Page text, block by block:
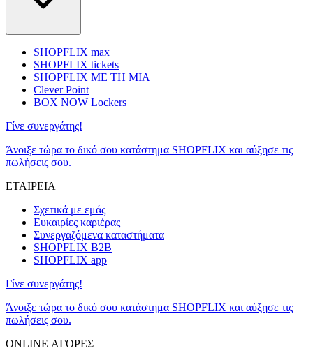
SHOPFLIX max
SHOPFLIX tickets
SHOPFLIX ΜΕ ΤΗ ΜΙΑ
Clever Point
BOX NOW Lockers
Γίνε συνεργάτης!
Άνοιξε τώρα το δικό σου κατάστημα SHOPFLIX και αύξησε τις
πωλήσεις σου.
ΕΤΑΙΡΕΙΑ
Σχετικά με εμάς
Ευκαιρίες καριέρας
Συνεργαζόμενα καταστήματα
SHOPFLIX B2B
SHOPFLIX app
Γίνε συνεργάτης!
Άνοιξε τώρα το δικό σου κατάστημα SHOPFLIX και αύξησε τις
πωλήσεις σου.
ONLINE ΑΓΟΡΕΣ